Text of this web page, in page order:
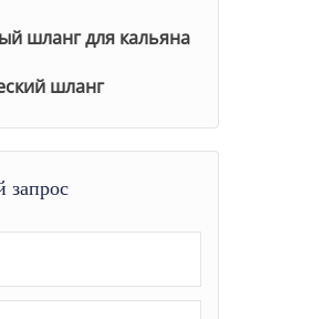
шланг для кальяна
на ощупь
шланг для
силиконовый
шланг
шланг
гибкая внутренняя
запрос